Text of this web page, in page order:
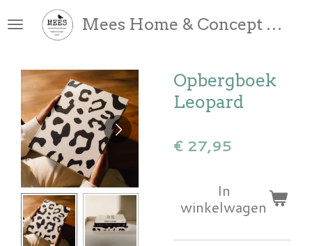
direct
hoofdinhoud
Mees Home & Concept Store
Opbergboek
Leopard
€ 27,95
In
winkelwagen